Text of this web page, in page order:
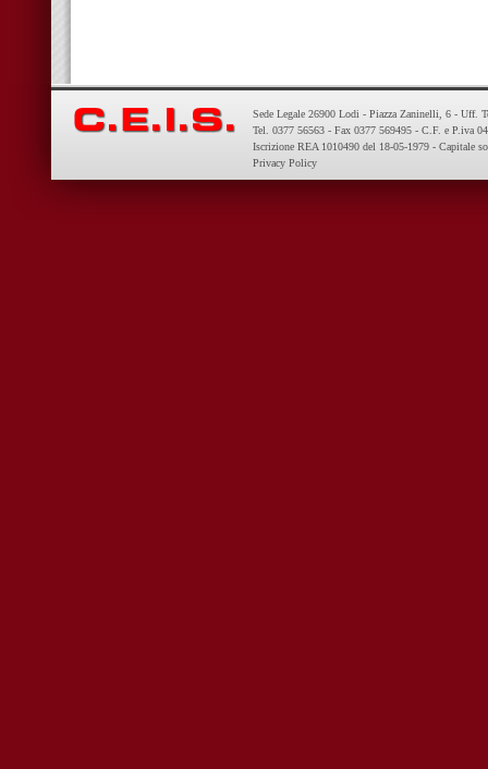
Sede Legale 26900 Lodi - Piazza Zaninelli, 6 - Uff.
Tel. 0377 56563 - Fax 0377 569495 - C.F. e P.iva
Iscrizione REA 1010490 del 18-05-1979 - Capitale
Privacy Policy